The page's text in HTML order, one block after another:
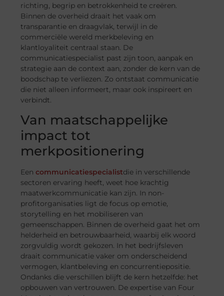
richting, begrip en betrokkenheid te creëren.
Binnen de overheid draait het vaak om
transparantie en draagvlak, terwijl in de
commerciële wereld merkbeleving en
klantloyaliteit centraal staan. De
communicatiespecialist past zijn toon, aanpak en
strategie aan de context aan, zonder de kern van de
boodschap te verliezen. Zo ontstaat communicatie
die niet alleen informeert, maar ook inspireert en
verbindt.
Van maatschappelijke
impact tot
merkpositionering
Eencommunicatiespecialistdie in verschillende
sectoren ervaring heeft, weet hoe krachtig
maatwerkcommunicatie kan zijn. In non-
profitorganisaties ligt de focus op emotie,
storytelling en het mobiliseren van
gemeenschappen. Binnen de overheid gaat het om
helderheid en betrouwbaarheid, waarbij elk woord
zorgvuldig wordt gekozen. In het bedrijfsleven
draait communicatie vaker om onderscheidend
vermogen, klantbeleving en concurrentiepositie.
Ondanks die verschillen blijft de kern hetzelfde: het
opbouwen van vertrouwen. De expertise van Four